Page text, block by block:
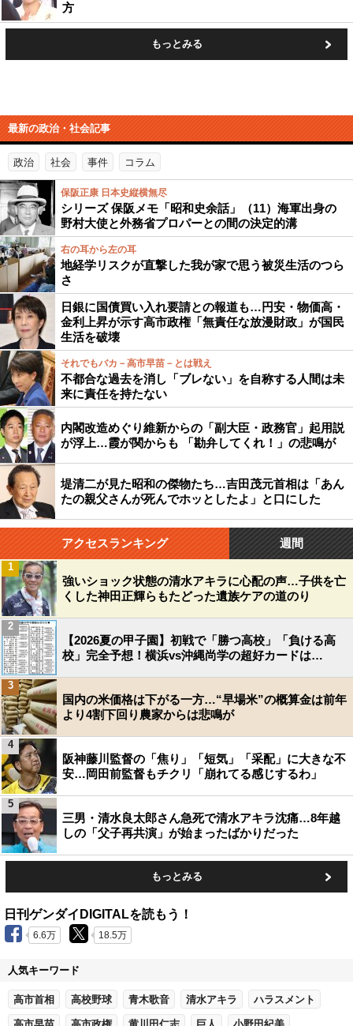
方
もっとみる
最新の政治・社会記事
政治 社会 事件 コラム
保阪正康 日本史縦横無尽
シリーズ 保阪メモ「昭和史余話」（11）海軍出身の
野村大使と外務省プロパーとの間の決定的溝
右の耳から左の耳
地経学リスクが直撃した我が家で思う被災生活のつら
さ
日銀に国債買い入れ要請との報道も…円安・物価高・
金利上昇が示す高市政権「無責任な放漫財政」が国民
生活を破壊
それでもバカ－高市早苗－とは戦え
不都合な過去を消し「ブレない」を自称する人間は未
来に責任を持たない
内閣改造めぐり維新からの「副大臣・政務官」起用説
が浮上…霞が関からも 「勘弁してくれ！」の悲鳴が
堤清二が見た昭和の傑物たち…吉田茂元首相は「あん
たの親父さんが死んでホッとしたよ」と口にした
アクセスランキング 週間
強いショック状態の清水アキラに心配の声…子供を亡
くした神田正輝らもたどった遺族ケアの道のり
1
【2026夏の甲子園】初戦で「勝つ高校」「負ける高
校」完全予想！横浜vs沖縄尚学の超好カードは…
2
国内の米価格は下がる一方…“早場米”の概算金は前年
より4割下回り農家からは悲鳴が
3
阪神藤川監督の「焦り」「短気」「采配」に大きな不
安…岡田前監督もチクリ「崩れてる感じするわ」
4
三男・清水良太郎さん急死で清水アキラ沈痛…8年越
しの「父子再共演」が始まったばかりだった
5
もっとみる
日刊ゲンダイDIGITALを読もう！
6.6万 18.5万
人気キーワード
高市首相 高校野球 青木歌音 清水アキラ ハラスメント